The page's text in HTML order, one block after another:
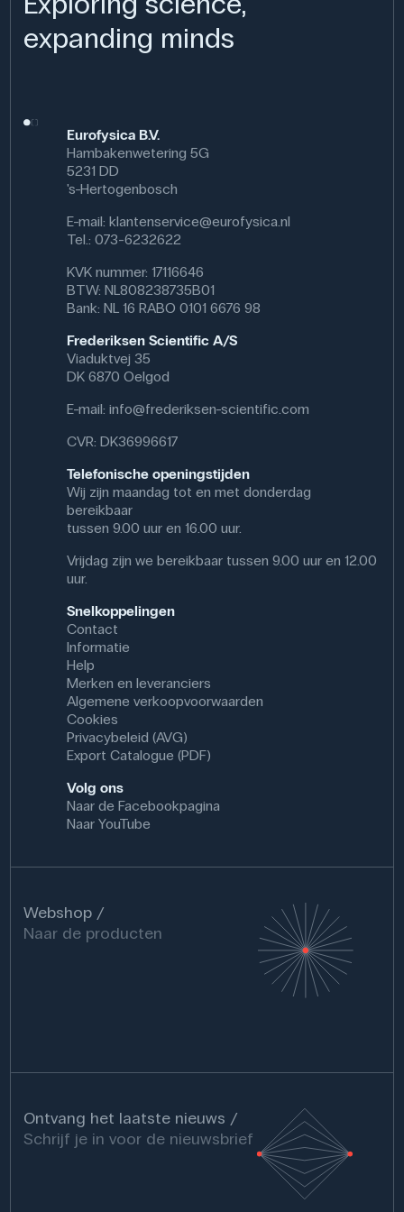
expanding minds
Eurofysica B.V.
Hambakenwetering 5G
5231 DD
's-Hertogenbosch
E-mail:klantenservice@eurofysica.nl
Tel.: 073-6232622
KVK nummer: 17116646
BTW: NL808238735B01
Bank: NL 16 RABO 0101 6676 98
Frederiksen Scientific A/S
Viaduktvej 35
DK 6870 Oelgod
E-mail:info@frederiksen-scientific.com
CVR: DK36996617
Telefonische openingstijden
Wij zijn maandag tot en met donderdag
bereikbaar
tussen 9.00 uur en 16.00 uur.
Vrijdag zijn we bereikbaar tussen 9.00 uur en 12.00
uur.
Snelkoppelingen
Contact
Informatie
Help
Merken en leveranciers
Algemene verkoopvoorwaarden
Cookies
Privacybeleid (AVG)
Export Catalogue (PDF)
Volg ons
Naar de Facebookpagina
Naar YouTube
Webshop
Naar de producten
Ontvang het laatste nieuws
Schrijf je in voor de nieuwsbrief